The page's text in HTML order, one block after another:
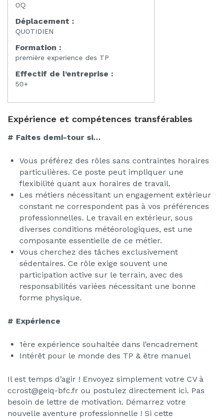
OQ
Déplacement :
QUOTIDIEN
Formation :
première experience des TP
Effectif de l’entreprise :
50+
Expérience et compétences transférables
# Faites demi-tour si…
Vous préférez des rôles sans contraintes horaires
particulières. Ce poste peut impliquer une
flexibilité quant aux horaires de travail.
Les métiers nécessitant un engagement extérieur
constant ne correspondent pas à vos préférences
professionnelles. Le travail en extérieur, sous
diverses conditions météorologiques, est une
composante essentielle de ce métier.
Vous cherchez des tâches exclusivement
sédentaires. Ce rôle exige souvent une
participation active sur le terrain, avec des
responsabilités variées nécessitant une bonne
forme physique.
# Expérience
1ère expérience souhaitée dans l’encadrement
Intérêt pour le monde des TP & être manuel
Il est temps d’agir ! Envoyez simplement votre CV à
ccrost@geiq-bfc.fr ou postulez directement ici. Pas
besoin de lettre de motivation. Démarrez votre
nouvelle aventure professionnelle ! Si cette